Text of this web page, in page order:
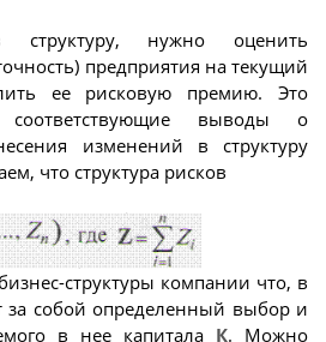
структуру, нужно оценить
предприятия на текущий
ее рисковую премию. Это
соответствующие выводы о
изменений в структуру
что структура рисков
структуры компании что, в
за собой определенный выбор и
в нее капитала К. Можно